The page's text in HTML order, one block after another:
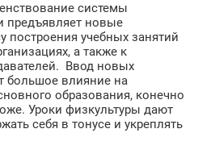
системы
предъявляет новые
построения учебных занятий
а также к
Ввод новых
большое влияние на
образования, конечно
Уроки физкультуры дают
себя в тонусе и укреплять